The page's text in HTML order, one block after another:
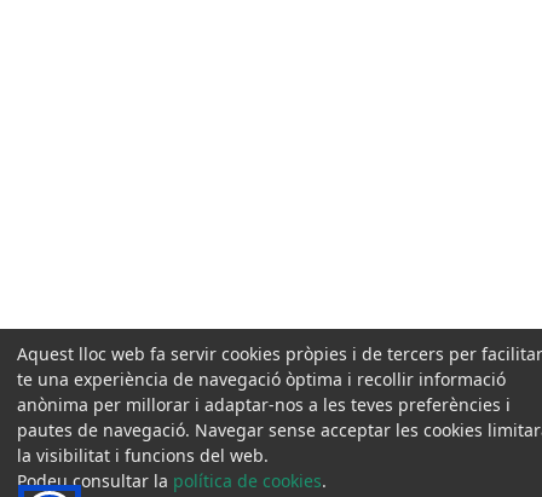
Aquest lloc web fa servir cookies pròpies i de tercers per
te una experiència de navegació òptima i recollir informació
anònima per millorar i adaptar-nos a les teves preferències i
pautes de navegació. Navegar sense acceptar les cookies
la visibilitat i funcions del web.
Podeu consultar la política de cookies.